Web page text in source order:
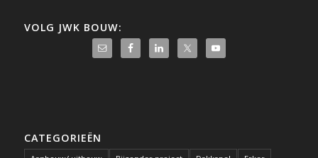
VOLG JWK BOUW:
CATEGORIEËN